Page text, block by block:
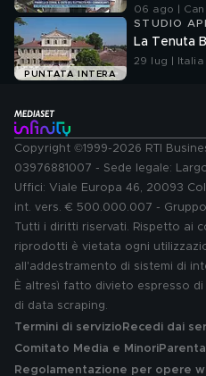
06 ago |
PUNTATA INTERA
STUDIO
La Tenuta
29 lug | Italia
Copyright ©1999-2026 RTI
03976881007 - Sede legale:
Uffici: Viale Europa 46, 20093
int. vers. € 500.000.007 -
Tutti i diritti riservati. Rispetto ai
riprodotti è vietata ogni
all'addestramento di sistemi di
È altresì fatto divieto espresso
di data scraping.
Termini di servizio Recedi dai
Comitato Media e Minori
Regolamentazione per opere